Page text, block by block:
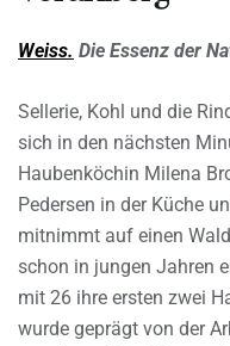
Weiss. Die Essenz der
Sellerie, Kohl und die
sich in den nächsten
Haubenköchin Milena
Pedersen in der Küche
mitnimmt auf einen
schon in jungen Jahren
mit 26 ihre ersten zwei
wurde geprägt von der